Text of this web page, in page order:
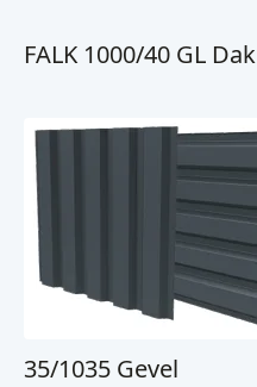
FALK 1000/40 GL Dak
35/1035 Gevel